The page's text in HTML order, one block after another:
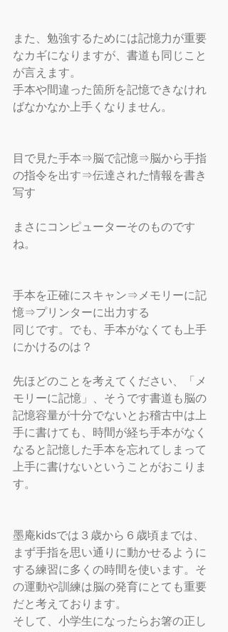
また、勉強するためには記憶力が重要
なカギになりますが、書道も同じこと
が言えます。
手本や間違った箇所を記憶できなけれ
ばなかなか上手くなりません。
目で見た手本⇒脳で記憶⇒脳から手指
の指令を出す⇒伝達された情報を書き
写す
まさにコンピューターそのものです
ね。
手本を正確にスキャン⇒メモリーに記
憶⇒プリンターに出力する
同じです。でも、手本がなくても上手
にかけるのは？
先ほどのことを考えてください、「メ
モリーに記憶」、そうです書道も脳の
記憶容量が十分でないとお稽古中は上
手に書けても、時間が経ち手本がなく
なると記憶した手本を忘れてしまって
上手に書けないということがおこりま
す。
墨庵kidsでは３歳から６歳頃までは、
まず手指を思い通りに動かせるように
する練習に多くの時間を使います。そ
の運動や訓練は脳の発育にとても重要
だと考えております。
そして、小学生になったらお箸の正し